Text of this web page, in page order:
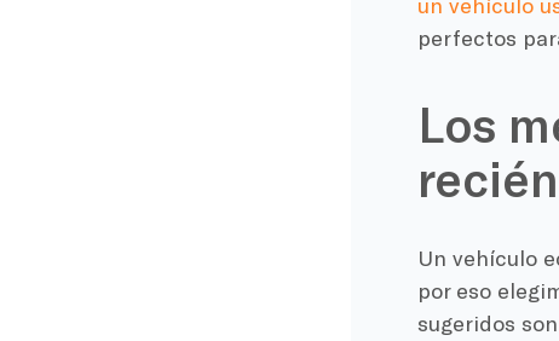
perfectos
Los
Un vehículo
por eso
sugeridos